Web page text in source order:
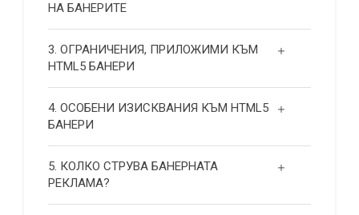
НА БАНЕРИТЕ
3. ОГРАНИЧЕНИЯ, ПРИЛОЖИМИ КЪМ
HTML5 БАНЕРИ
4. ОСОБЕНИ ИЗИСКВАНИЯ КЪМ HTML5
БАНЕРИ
5. КОЛКО СТРУВА БАНЕРНАТА
РЕКЛАМА?